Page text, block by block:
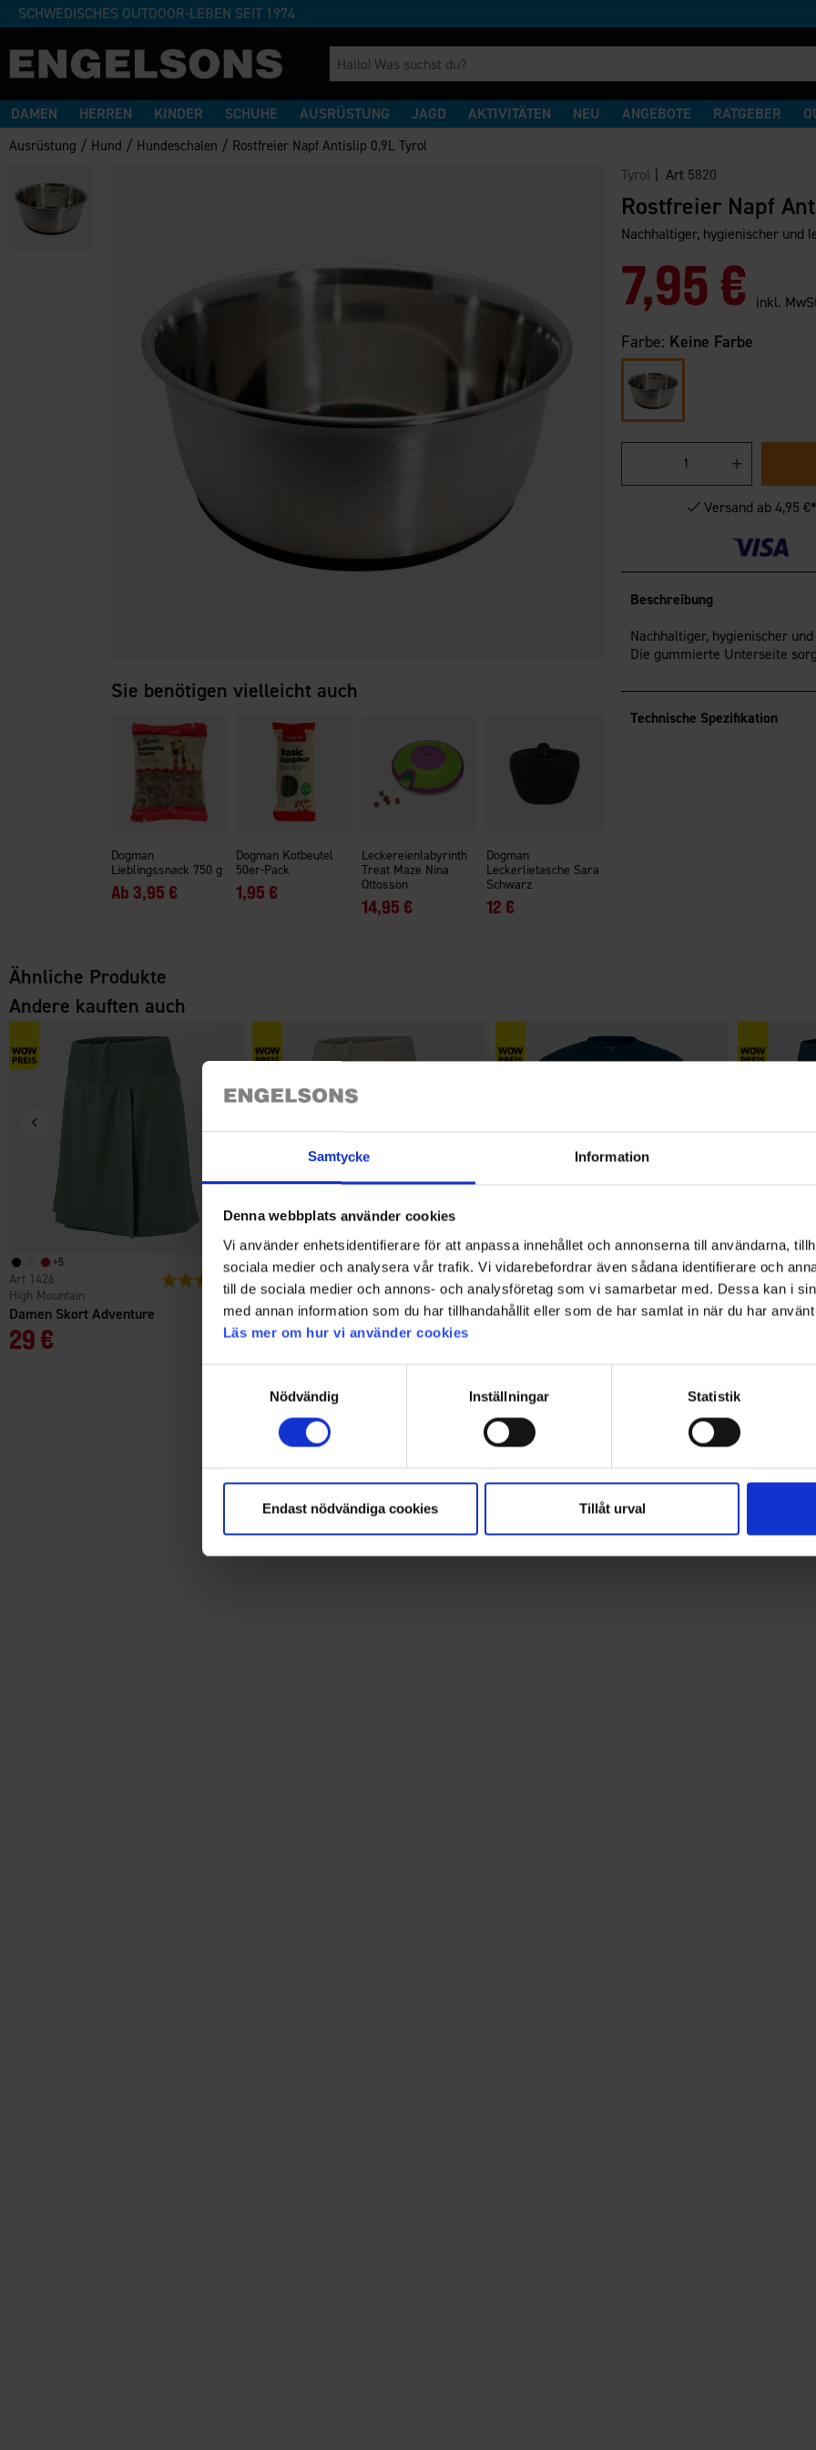
Samtycke Information
Denna webbplats använder cookies
Vi använder enhetsidentifierare för att anpassa innehållet och annonserna till användarna,
sociala medier och analysera vår trafik. Vi vidarebefordrar även sådana identifierare och
till de sociala medier och annons- och analysföretag som vi samarbetar med. Dessa kan i
med annan information som du har tillhandahållit eller som de har samlat in när du har
Läs mer om hur vi använder cookies
Nödvändig
Inställningar Statistik
Endast nödvändiga cookies Tillåt urval
SCHWEDISCHES OUTDOOR-LEBEN SEIT 1974
DAMEN HERREN KINDER SCHUHE AUSRÜSTUNG JAGD AKTIVITÄTEN NEU ANGEBOTE RATGEBER
Ausrüstung / Hund / Hundeschalen / Rostfreier Napf Antislip 0,9L Tyrol
Sie benötigen vielleicht auch
Dogman
Lieblingssnack 750 g
Ab 3,95 €
Dogman Kotbeutel
50er-Pack
1,95 €
Leckereienlabyrinth
Treat Maze Nina
Ottosson
14,95 €
Dogman
Leckerlietasche Sara
Schwarz
12 €
Tyrol | Art 5820
Rostfreier Napf
Nachhaltiger, hygienischer und
7,95 € inkl.
Farbe: Keine Farbe
Versand ab 4,95
Beschreibung
Nachhaltiger, hygienischer
Die gummierte Unterseite
Technische Spezifikation
Ähnliche Produkte
Andere kauften auch
+5
Damen Skort Adventure
High Mountain
1426
29 €
Bewertung:
+5
Damen Skort Adventure
High Mountain
1426
29 €
Herren T-Shirt Bambus
High Mountain
1520
+ 5
Damen
High Mountain
1426
Für mehr Inspiration!
Folgen Sie uns auf Instagram @engelsons_europe